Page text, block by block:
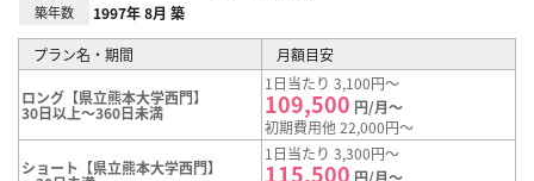
築年数 1997年 8月 築
プラン名・期間 月額目安
ロング【県立熊本大学西門】
30日以上～360日未満
1日当たり 3,100円～
109,500 円/月～
初期費用他 22,000円～
ショート【県立熊本大学西門】
1日当たり 3,300円～
115,500 円/月～